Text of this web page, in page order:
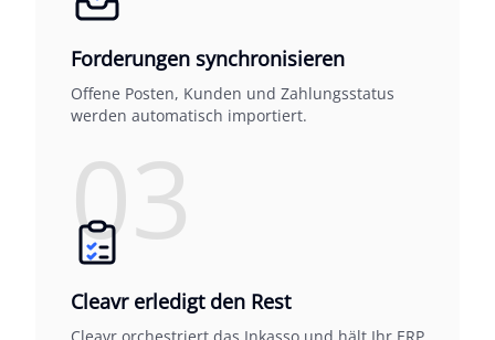
Forderungen synchronisieren
Offene Posten, Kunden und Zahlungsstatus
werden automatisch importiert.
03
Cleavr erledigt den Rest